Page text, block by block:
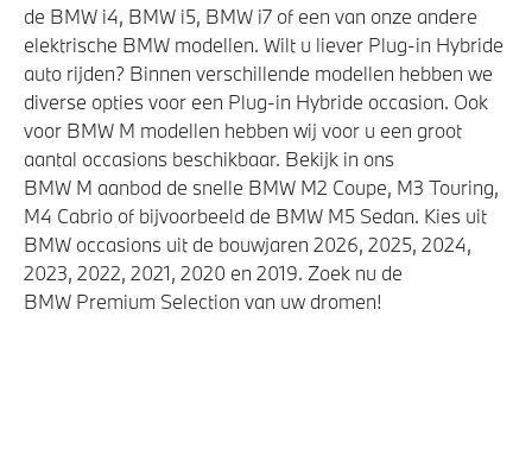
de BMW i4, BMW i5, BMW i7 of een van onze andere
elektrische BMW modellen. Wilt u liever Plug-in Hybride
auto rijden? Binnen verschillende modellen hebben we
diverse opties voor een Plug-in Hybride occasion. Ook
voor BMW M modellen hebben wij voor u een groot
aantal occasions beschikbaar. Bekijk in ons
BMW M aanbod de snelle BMW M2 Coupe, M3 Touring,
M4 Cabrio of bijvoorbeeld de BMW M5 Sedan. Kies uit
BMW occasions uit de bouwjaren 2026, 2025, 2024,
2023, 2022, 2021, 2020 en 2019. Zoek nu de
BMW Premium Selection van uw dromen!